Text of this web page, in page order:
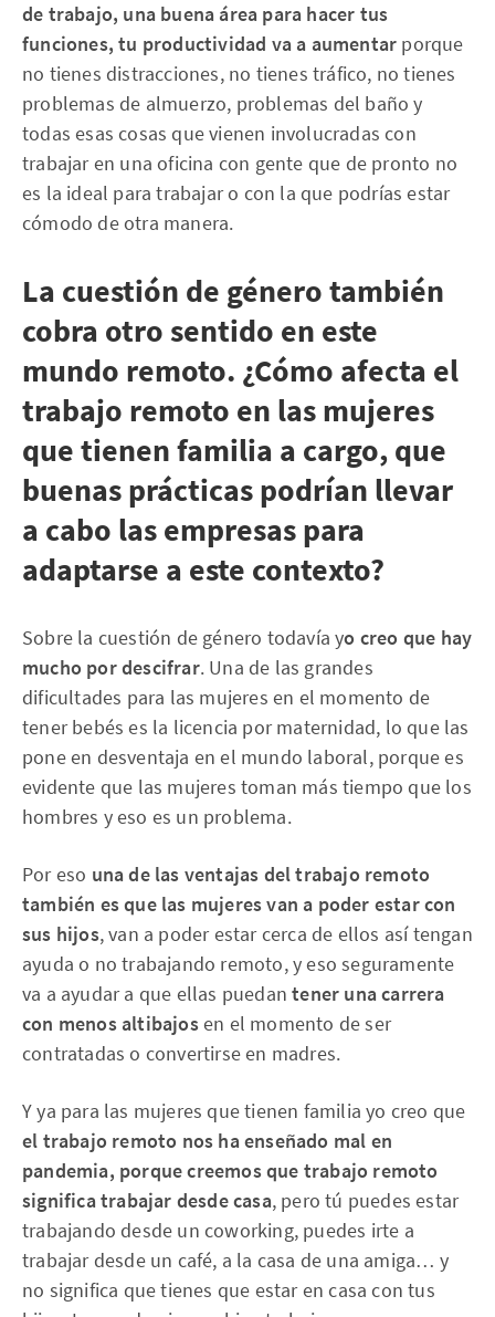
de trabajo, una buena área para hacer tus
funciones, tu productividad va a aumentar porque
no tienes distracciones, no tienes tráfico, no tienes
problemas de almuerzo, problemas del baño y
todas esas cosas que vienen involucradas con
trabajar en una oficina con gente que de pronto no
es la ideal para trabajar o con la que podrías estar
cómodo de otra manera.
La cuestión de género también
cobra otro sentido en este
mundo remoto. ¿Cómo afecta el
trabajo remoto en las mujeres
que tienen familia a cargo, que
buenas prácticas podrían llevar
a cabo las empresas para
adaptarse a este contexto?
Sobre la cuestión de género todavía yo creo que hay
mucho por descifrar. Una de las grandes
dificultades para las mujeres en el momento de
tener bebés es la licencia por maternidad, lo que las
pone en desventaja en el mundo laboral, porque es
evidente que las mujeres toman más tiempo que los
hombres y eso es un problema.
Por eso una de las ventajas del trabajo remoto
también es que las mujeres van a poder estar con
sus hijos, van a poder estar cerca de ellos así tengan
ayuda o no trabajando remoto, y eso seguramente
va a ayudar a que ellas puedantener una carrera
con menos altibajosen el momento de ser
contratadas o convertirse en madres.
Y ya para las mujeres que tienen familia yo creo que
el trabajo remoto nos ha enseñado mal en
pandemia, porque creemos que trabajo remoto
significa trabajar desde casa, pero tú puedes estar
trabajando desde un coworking, puedes irte a
trabajar desde un café, a la casa de una amiga… y
no significa que tienes que estar en casa con tus